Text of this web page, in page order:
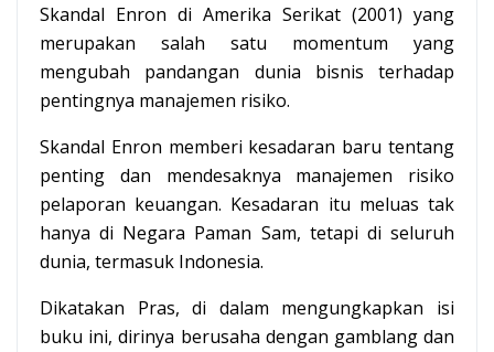
Skandal Enron di Amerika Serikat (2001) yang
merupakan salah satu momentum yang
mengubah pandangan dunia bisnis terhadap
pentingnya manajemen risiko.
Skandal Enron memberi kesadaran baru tentang
penting dan mendesaknya manajemen risiko
pelaporan keuangan. Kesadaran itu meluas tak
hanya di Negara Paman Sam, tetapi di seluruh
dunia, termasuk Indonesia.
Dikatakan Pras, di dalam mengungkapkan isi
buku ini, dirinya berusaha dengan gamblang dan